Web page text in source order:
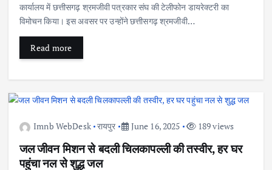
कार्यालय में छत्तीसगढ़ श्रमजीवी पत्रकार संघ की टेलीफोन डायरेक्टरी का
विमोचन किया। इस अवसर पर उन्होंने छत्तीसगढ़ श्रमजीवी…
Read more
Imnb WebDesk रायपुर June 16, 2025 189 views
जल जीवन मिशन से बदली चिलकापल्ली की तस्वीर, हर घर
पहुंचा नल से शुद्ध जल